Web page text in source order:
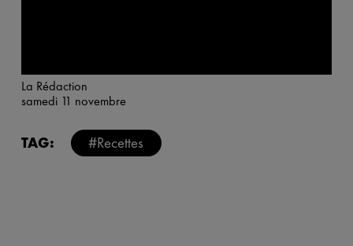
La Rédaction
samedi 11 novembre
TAG: #Recettes